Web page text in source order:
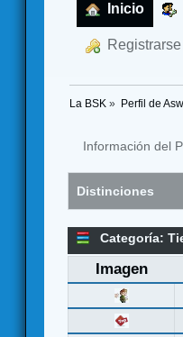
Inicio
Registrarse
La BSK » Perfil de
Información del
Distinciones
Categoría:
Imagen